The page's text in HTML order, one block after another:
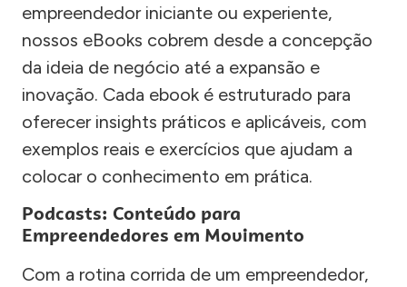
empreendedor iniciante ou experiente,
nossos eBooks cobrem desde a concepção
da ideia de negócio até a expansão e
inovação. Cada ebook é estruturado para
oferecer insights práticos e aplicáveis, com
exemplos reais e exercícios que ajudam a
colocar o conhecimento em prática.
Podcasts: Conteúdo para
Empreendedores em Movimento
Com a rotina corrida de um empreendedor,